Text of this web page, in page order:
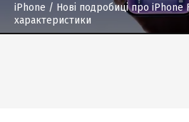
iPhone / Нові подробиці про iPhone
характеристики